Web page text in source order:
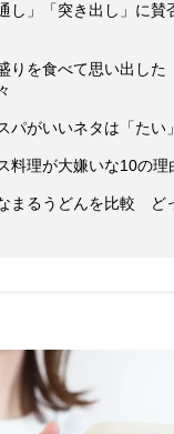
し」「突き出し」に賛
りを食べて思い出した
がいいネタは「たい
料理が大嫌いな10の理
まるうどんを比較 ど